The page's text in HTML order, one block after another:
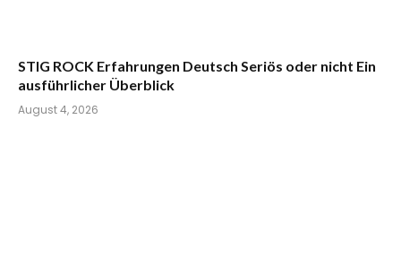
STIG ROCK Erfahrungen Deutsch Seriös oder nicht Ein
ausführlicher Überblick
August 4, 2026